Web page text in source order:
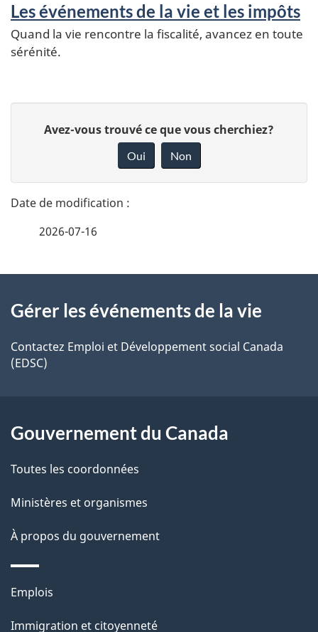
Les événements de la vie et les impôts
Quand la vie rencontre la fiscalité, avancez en toute
sérénité.
i
l
a
p
a
g
n
o
t
e
r
r
a
c
i
o
n
Avez-vous trouvé ce que vous cherchiez?
Oui Non
2026-07-16
propos
de
Gérer les événements de la vie
Contactez Emploi et Développement social Canada
(EDSC)
Gouvernement du Canada
Toutes les coordonnées
Ministères et organismes
À propos du gouvernement
Thèmes
Emplois
Immigration et citoyenneté